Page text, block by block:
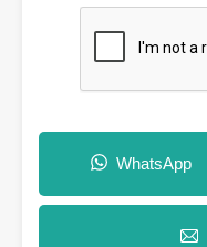
WhatsApp